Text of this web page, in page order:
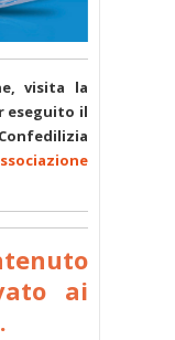
visita la
eseguito il
ai